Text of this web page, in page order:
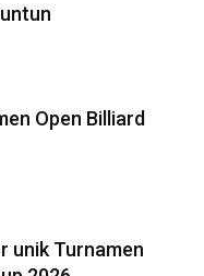
Open Billiard
unik Turnamen